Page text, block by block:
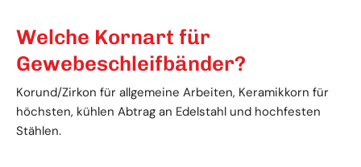
Welche Kornart für
Gewebeschleifbänder?
Korund/Zirkon für allgemeine Arbeiten, Keramikkorn für
höchsten, kühlen Abtrag an Edelstahl und hochfesten
Stählen.